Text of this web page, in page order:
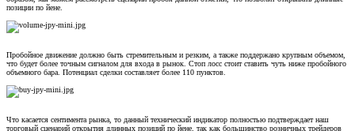
позиции по йене.
Пробойное движение должно быть стремительным и резким, а также поддержано крупным объемом,
что будет более точным сигналом для входа в рынок. Стоп лосс стоит ставить чуть ниже пробойного
объемного бара. Потенциал сделки составляет более 110 пунктов.
Что касается сентимента рынка, то данный технический индикатор полностью подтверждает наш
торговый сценарий открытия длинных позиций по йене, так как большинство розничных трейдеров